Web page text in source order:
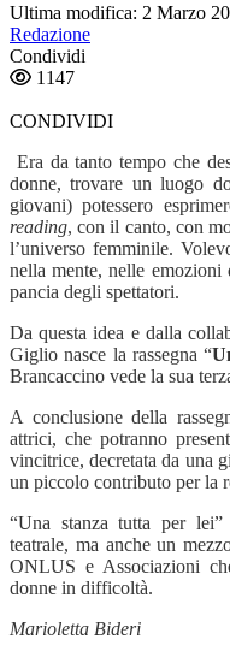
Ultima modifica: 2 Marzo
Redazione
Condividi
1147
CONDIVIDI
Era da tanto tempo che
donne, trovare un luogo
giovani) potessero
reading, con il canto, con
l’universo femminile.
nella mente, nelle emozioni
pancia degli spettatori.
Da questa idea e dalla
Giglio nasce la rassegna “
Brancaccino vede la sua
A conclusione della
attrici, che potranno
vincitrice, decretata da una
un piccolo contributo per la
“Una stanza tutta per
teatrale, ma anche un
ONLUS e Associazioni
donne in difficoltà.
Marioletta Bideri